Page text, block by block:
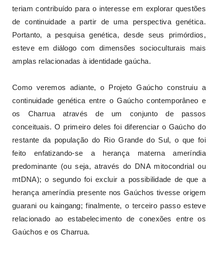
teriam contribuído para o interesse em explorar questões
de continuidade a partir de uma perspectiva genética.
Portanto, a pesquisa genética, desde seus primórdios,
esteve em diálogo com dimensões socioculturais mais
amplas relacionadas à identidade gaúcha.
Como veremos adiante, o Projeto Gaúcho construiu a
continuidade genética entre o Gaúcho contemporâneo e
os Charrua através de um conjunto de passos
conceituais. O primeiro deles foi diferenciar o Gaúcho do
restante da população do Rio Grande do Sul, o que foi
feito enfatizando-se a herança materna ameríndia
predominante (ou seja, através do DNA mitocondrial ou
mtDNA); o segundo foi excluir a possibilidade de que a
herança ameríndia presente nos Gaúchos tivesse origem
guarani ou kaingang; finalmente, o terceiro passo esteve
relacionado ao estabelecimento de conexões entre os
Gaúchos e os Charrua.